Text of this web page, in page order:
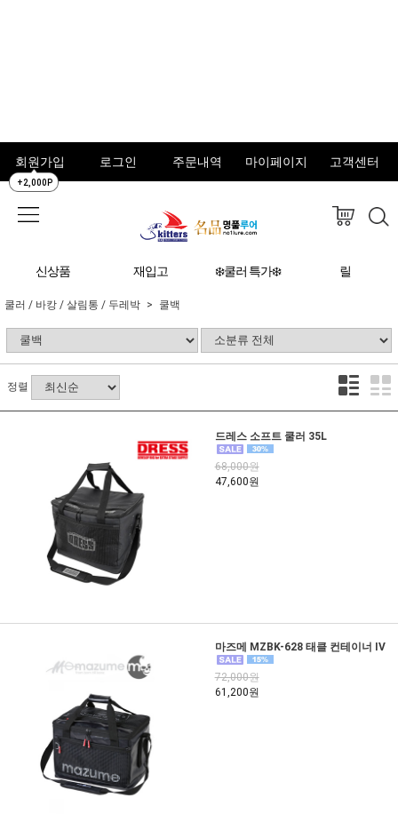
회원가입
+2,000P
로그인 주문내역 마이페이지 고객센터
신상품 재입고 ❄️쿨러 특가❄️ 릴
쿨러 / 바캉 / 살림통 / 두레박 쿨백
정렬
드레스 소프트 쿨러 35L
68,000원
47,600원
마즈메 MZBK-628 태클 컨테이너 IV
72,000원
61,200원